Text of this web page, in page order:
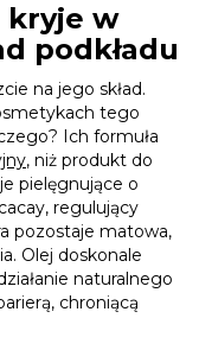
kryje w
podkładu
na jego skład.
tego
Ich formuła
, niż produkt do
pielęgnujące o
regulujący
pozostaje matowa,
Olej doskonale
naturalnego
chroniącą